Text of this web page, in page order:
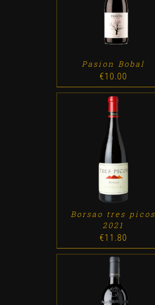
Pasion Bobal
€10.00
ADD TO CART
Borsao tres picos
2021
€11.80